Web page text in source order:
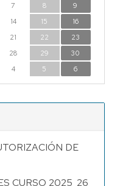
7 8
9
14 15
16
21 22
23
28 29
30
4 5 6
DE
CURSO 2025_26